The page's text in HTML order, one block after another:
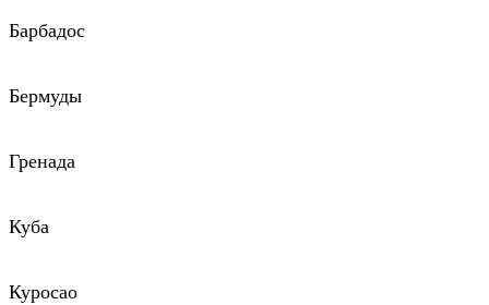
Барбадос
Бермуды
Гренада
Куба
Куросао